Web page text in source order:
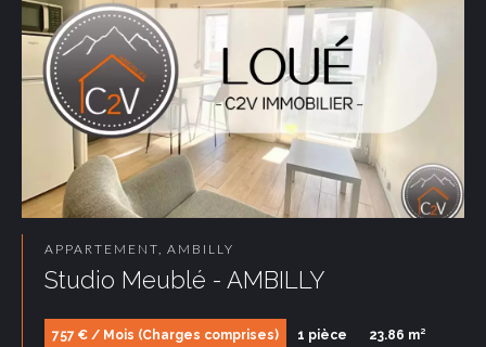
APPARTEMENT, AMBILLY
Studio Meublé - AMBILLY
757 € / Mois (Charges comprises) 1 pièce 23.86 m²